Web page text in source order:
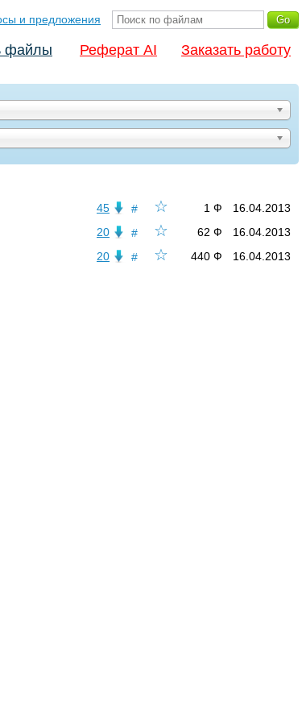
и предложения
файлы Реферат AI Заказать работу
☆
# 16.04.2013
1 Ф
45
☆
# 16.04.2013
62 Ф
20
☆
# 16.04.2013
440 Ф
20